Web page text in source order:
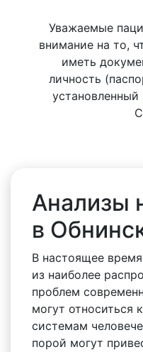
Уважаемые
внимание на то,
иметь
личность
установленный
Анализы
в
В настоящее
из наиболее
проблем
могут относиться
системам
порой могут